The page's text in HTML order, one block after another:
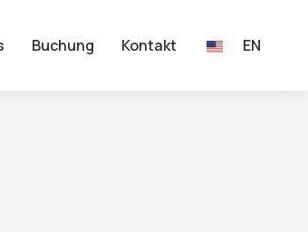
Buchung Kontakt EN